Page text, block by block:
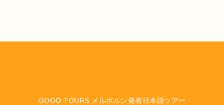
GOGO TOURS メルボルン発着日本語ツアー